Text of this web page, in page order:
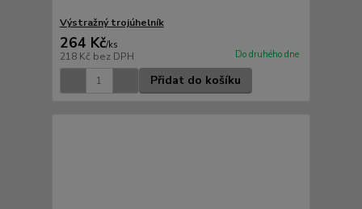
Výstražný trojúhelník
264 Kč/ks
218 Kč bez DPH Do druhého dne
Přidat do košíku